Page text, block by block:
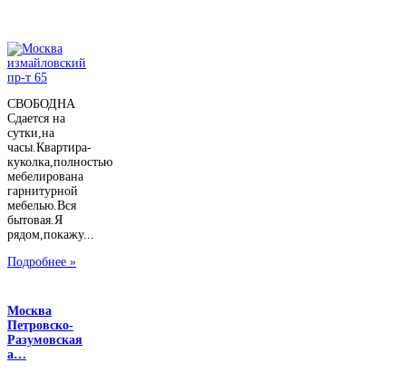
СВОБОДНА
Сдается на
сутки,на
часы.Квартира-
куколка,полностью
мебелирована
гарнитурной
мебелью.Вся
бытовая.Я
рядом,покажу...
Подробнее »
Москва
Петровско-
Разумовская
а…